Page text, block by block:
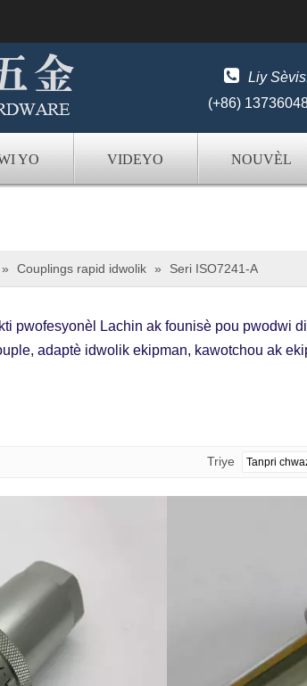
Liy
(+86)
YO VIDEYO NOUVÈL
» Couplings rapid idwolik » Seri ISO7241-A
pwofesyonèl Lachin ak founisè pou pwodwi
adaptè idwolik ekipman, kawotchou ak
Triye